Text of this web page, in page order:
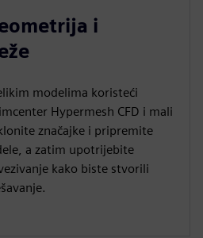
i
modelima koristeći
Hypermesh CFD i mali
značajke i pripremite
a zatim upotrijebite
kako biste stvorili